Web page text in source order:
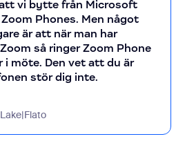
vi bytte från Microsoft
Phones. Men något
är att när man har
så ringer Zoom Phone
i möte. Den vet att du är
stör dig inte.